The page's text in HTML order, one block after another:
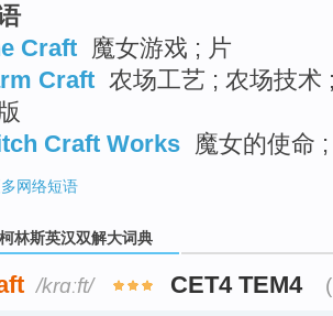
Craft 魔女游戏 ; 片
Craft 农场工艺 ; 农场技术
Craft Works 魔女的使命
网络短语
柯林斯英汉双解大词典
/krɑːft/ CET4 TEM4